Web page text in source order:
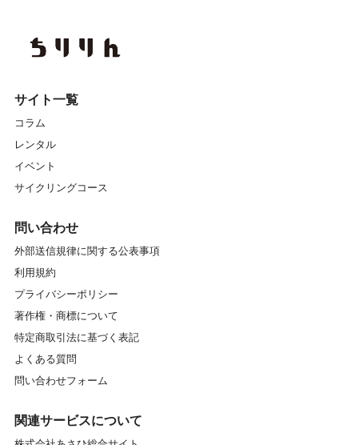
サイト一覧
コラム
レンタル
イベント
サイクリングコース
問い合わせ
外部送信規律に関する公表事項
利用規約
プライバシーポリシー
著作権・商標について
特定商取引法に基づく表記
よくある質問
問い合わせフォーム
関連サービスについて